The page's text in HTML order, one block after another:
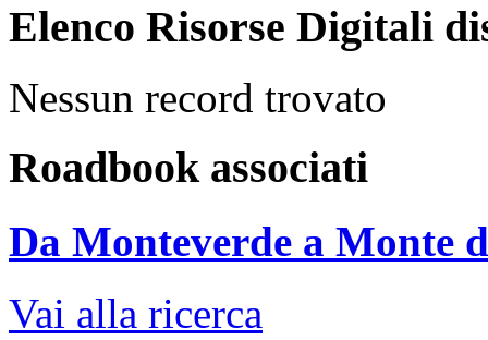
Elenco Risorse Digitali
Nessun record trovato
Roadbook associati
Da Monteverde a Monte
Vai alla ricerca